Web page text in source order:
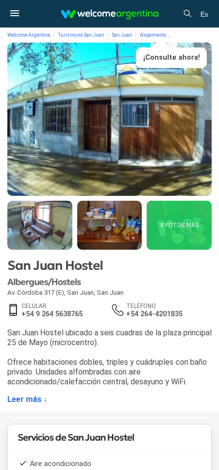
Es
Welcome Argentina Turismo en San Juan San Juan Alojamiento
¡Consulte ahora!
8 FOTOS MÁS
San Juan Hostel
Albergues/Hostels
Av. Córdoba 317 (E) San Juan San Juan
CELULAR
+54 9 264 5638765
TELÉFONO
+54 264-4201835
San Juan Hostel ubicado a seis cuadras de la plaza principal
25 de Mayo (microcentro).
Ofrece habitaciones dobles, triples y cuádruples con baño
privado. Unidades alfombradas con aire
acondicionado/calefacción central, desayuno y WiFi.
Leer más ↓
Servicios de San Juan Hostel
Aire acondicionado